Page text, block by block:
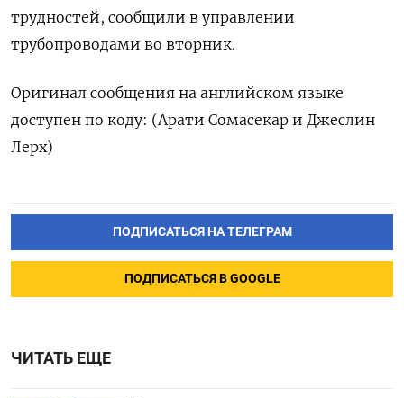
трудностей, сообщили в управлении
трубопроводами во вторник.
Оригинал сообщения на английском языке
доступен по коду: (Арати Сомасекар и Джеслин
Лерх)
ПОДПИСАТЬСЯ НА ТЕЛЕГРАМ
ПОДПИСАТЬСЯ В GOOGLE
ЧИТАТЬ ЕЩЕ